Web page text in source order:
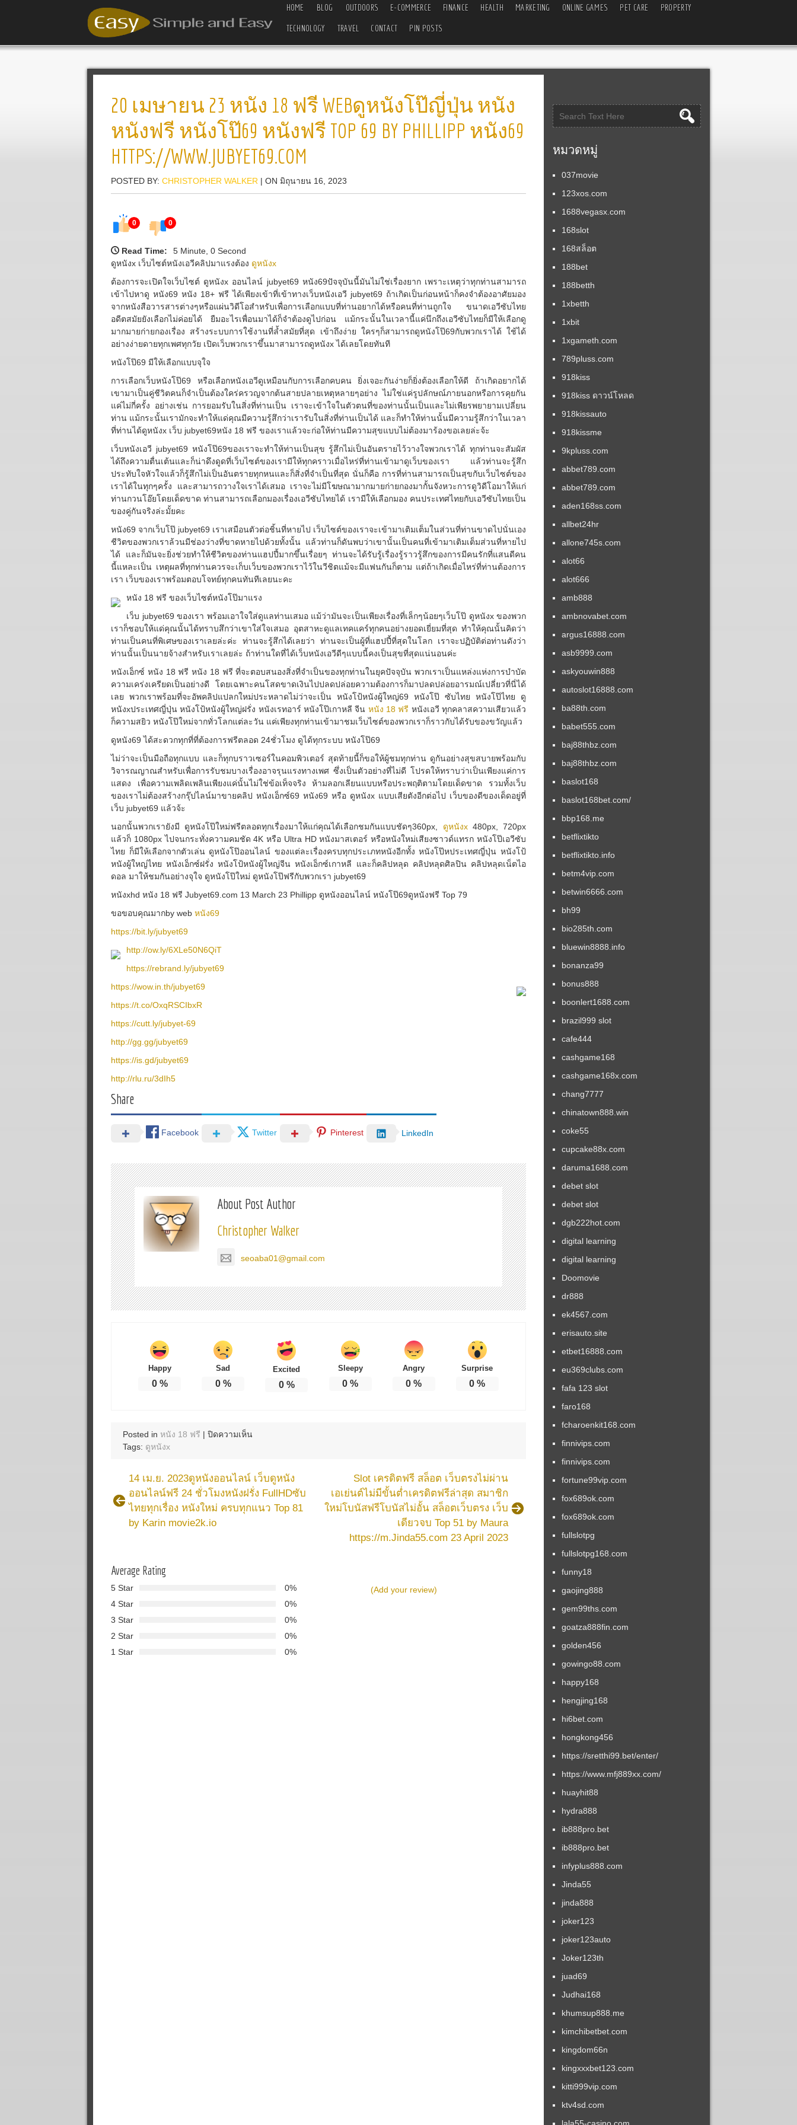
HOME BLOG OUTDOORS E-COMMERCE FINANCE HEALTH MARKETING ONLINE GAMES PET CARE PROPERTY
TECHNOLOGY TRAVEL CONTACT PIN POSTS
20 เมษายน 23 หนัง 18 ฟรี WEBดูหนังโป๊ญี่ปุ่น หนัง
หนังฟรี หนังโป๊69 หนังฟรี TOP 69 BY PHILLIPP หนัง69
HTTPS://WWW.JUBYET69.COM
POSTED BY: CHRISTOPHER WALKER | ON มิถุนายน 16, 2023
0 0
Read Time:
5 Minute, 0 Second
ดูหนังx เว็บไซต์หนังเอวีคลิปมาแรงต้อง ดูหนังx
ต้องการจะเปิดใจเว็บไซต์ ดูหนังx ออนไลน์ jubyet69 หนัง69ปัจจุบันนี้มันไม่ใช่เรื่องยาก เพราะเหตุว่าทุกท่านสามารถ
เข้าไปหาดู หนัง69 หนัง 18+ ฟรี ได้เพียงเข้าที่เข้าทางเว็บหนังเอวี jubyet69 ถ้าเกิดเป็นก่อนหน้าก็คงจำต้องอาศัยมอง
จากหนังสือวารสารต่างๆหรือแผ่นวิดีโอสำหรับเพื่อการเลือกแบบที่ท่านอยากได้หรือคนที่ท่านถูกใจ ขนาดเอวีซับไทย
อดีตสมัยยังเลือกไม่ค่อยได้ ยืมอะไรเพื่อนมาได้ก็จำต้องดูไปก่อน แม้กระนั้นในเวลานี้แค่นึกถึงเอวีซับไทยก็มีให้เลือกดู
มากมายก่ายกองเรื่อง สร้างระบบการใช้งานที่ล้ำสมัยที่สุด เข้าถึงง่าย ใครๆก็สามารถดูหนังโป๊69กับพวกเราได้ ใช้ได้
อย่างง่ายดายทุกเพศทุกวัย เปิดเว็บพวกเราขึ้นมาสามารถดูหนังx ได้เลยโดยทันที
หนังโป๊69 มีให้เลือกแบบจุใจ
การเลือกเว็บหนังโป๊69 หรือเลือกหนังเอวีดูเหมือนกับการเลือกคบคน ยิ่งเจอะกันง่ายก็ยิ่งต้องเลือกให้ดี ถ้าเกิดอยากได้
เขามาเป็นคู่ชีวิตคนก็จำเป็นต้องใคร่ครวญจากต้นสายปลายเหตุหลายๆอย่าง ไม่ใช่แค่รูปลักษณ์ภายนอกหรือการคุยกัน
แค่ไม่กี่ครั้ง อย่างเช่น การยอมรับในสิ่งที่ท่านเป็น เราจะเข้าใจในตัวตนที่ของท่านนั้นเป็นและไม่เพียรพยายามเปลี่ยน
ท่าน แม้กระนั้นเรามักจะทำให้แด่คุณมีความรู้สึกว่าเรารับในสิ่งที่ท่านเป็นได้ และก็ทำให้ท่านนั้นมีความรู้สึกว่าในเวลา
ที่ท่านได้ดูหนังx เว็บ jubyet69หนัง 18 ฟรี ของเราแล้วจะก่อให้ท่านมีความสุขแบบไม่ต้องมาร้องขอเลยล่ะจ้ะ
เว็บหนังเอวี jubyet69 หนังโป๊69ของเราจะทำให้ท่านเป็นสุข รู้สึกไม่เป็นอันตรายไว้วางใจพวกเราได้ ทุกท่านจะสัมผัส
ได้ถึงความตื่นเต้นและก็น่าดึงดูดที่เว็บไซต์ของเรามีให้ทุกคราวเมื่อไหร่ที่ท่านเข้ามาดูเว็บของเรา แล้วท่านจะรู้สึก
ประทับใจหัวใจแล้วก็รู้สึกไม่เป็นอันตรายทุกหนและก็สิ่งที่จำเป็นที่สุด นั่นก็คือ การที่ท่านสามารถเป็นสุขกับเว็บไซต์ของ
เราได้ในทุกๆครั้ง และสามารถวางใจเราได้เสมอ เราจะไม่มีโฆษณามากมายก่ายกองมากั้นจังหวะการดูวิดีโอมาให้แก่
ท่านกวนโอ๊ยโดยเด็ดขาด ท่านสามารถเลือกมองเรื่องเอวีซับไทยได้ เรามีให้เลือกมอง คนประเทศไทยกับเอวีซับไทยเป็น
ของคู่กันจริงล่ะมั้ยคะ
หนัง69 จากเว็บโป๊ jubyet69 เราเสมือนตัวต่อชิ้นที่หายไป เว็บไซต์ของเราจะเข้ามาเติมเต็มในส่วนที่ท่านขาดไปนั่นเอง
ชีวิตของพวกเราล้วนมีช่องว่างที่ขาดหายไปด้วยทั้งนั้น แล้วท่านก็ดันพบว่าเขานั้นเป็นคนที่เข้ามาเติมเต็มส่วนที่หายไป
ได้ และก็มันจะยิ่งช่วยทำให้ชีวิตของท่านแฮปปี้มากขึ้นเรื่อยๆ ท่านจะได้รับรู้เรื่องรู้ราวรู้สึกของการมีคนรักที่แสนดีคน
นี้แหละเป็น เหตุผลที่ทุกท่านควรจะเก็บเว็บของพวกเราไว้ในวีชิตแม้จะมีแฟนกันก็ตาม แต่ถ้าเกิดเมื่อไหร่ที่ท่านต้องการ
เรา เว็บของเราพร้อมตอบโจทย์ทุกคนทันทีเลยนะคะ
หนัง 18 ฟรี ของเว็บไซต์หนังโป๊มาแรง
เว็บ jubyet69 ของเรา พร้อมเอาใจใส่ดูแลท่านเสมอ แม้ว่ามันจะเป็นเพียงเรื่องที่เล็กๆน้อยๆเว็บโป๊ ดูหนังx ของพวก
เราก็ชอบให้แด่คุณนั้นได้ทราบสึกว่าเขาใส่ใจเสมอ อุตสาหะดูแลเทคแคร์ทุกคนอย่างยอดเยี่ยมที่สุด ทำให้คุณนั้นคิดว่า
ท่านเป็นคนที่พิเศษของเราเลยล่ะค่ะ ท่านจะรู้สึกได้เลยว่า ท่านจะเป็นผู้ที่แฮปปี้ที่สุดในโลก เราจะปฏิบัติต่อท่านดังว่า
ท่านนั้นเป็นนายจ้างสำหรับเราเลยล่ะ ถ้าท่านใดที่ได้เว็บหนังเอวีดีๆแบบนี้คงเป็นสุขที่สุดแน่นอนค่ะ
หนังเอ็กซ์ หนัง 18 ฟรี หนัง 18 ฟรี ที่จะตอบสนองสิ่งที่จำเป็นของทุกท่านในยุคปัจจุบัน พวกเราเป็นแหล่งแห่งการบำบัด
ความเคร่งเครียดเป็นอย่างดี โดยเฉพาะคนโสดขาดเงินไปปลดปล่อยความต้องการก็มาปลดปล่อยอารมณ์เปลี่ยวที่นี่ได้
เลย พวกเราพร้อมที่จะอัพคลิปแปลกใหม่ประหลาดไม่ว่าจะเป็น หนังโป้หนังผู้ใหญ่69 หนังโป๊ ซับไทย หนังโป๊ไทย ดู
หนังxประเทศญี่ปุ่น หนังโป้หนังผู้ใหญ่ฝรั่ง หนังเรทอาร์ หนังโป๊เกาหลี จีน หนัง 18 ฟรี หนังเอวี ทุกคลาสความเสียวแล้ว
ก็ความสยิว หนังโป๊ใหม่จากทั่วโลกแต่ละวัน แค่เพียงทุกท่านเข้ามาชมเว็บไซต์ของพวกเราก็ราวกับได้รับของขวัญแล้ว
ดูหนัง69 ได้สะดวกทุกที่ที่ต้องการฟรีตลอด 24ชั่วโมง ดูได้ทุกระบบ หนังโป๊69
ไม่ว่าจะเป็นมือถือทุกแบบ และก็ทุกบราวเซอร์ในคอมพิวเตอร์ สุดท้ายนี้ก็ขอให้ผู้ชมทุกท่าน ดูกันอย่างสุขสบายพร้อมกับ
วิจารณญาณสำหรับเพื่อการรับชมบางเรื่องอาจรุนแรงทางเพศ ซึ่งเป็นตัวอย่างที่ไม่ดี โปรดให้ทราบว่าเป็นเพียงแค่การ
แสดง เพื่อความเพลิดเพลินเพียงแค่นั้นไม่ใช่ข้อเท็จจริง ห้ามลอกเลียนแบบหรือประพฤติตามโดยเด็ดขาด รวมทั้งเว็บ
ของเราไม่ต้องสร้างกรุ๊ปไลน์มาขายคลิป หนังเอ็กซ์69 หนัง69 หรือ ดูหนังx แบบเสียตังอีกต่อไป เว็บของดีของเด็ดอยู่ที่
เว็บ jubyet69 แล้วจ้ะ
นอกนั้นพวกเรายังมี ดูหนังโป๊ใหม่ฟรีตลอดทุกเรื่องมาให้แก่คุณได้เลือกชมกันแบบชัดๆ360px, ดูหนังx480px, 720px
แล้วก็ 1080px ไปจนกระทั่งความคมชัด 4K หรือ Ultra HD หนังมาสเตอร์ หรือหนังใหม่เสียงซาวด์แทรก หนังโป๊เอวีซับ
ไทย ก็มีให้เลือกจากตัวเล่น ดูหนังโป๊ออนไลน์ ของแต่ละเรื่องครบทุกประเภทหนังอีกทั้ง หนังโป๊หประเทศญี่ปุ่น หนังโป้
หนังผู้ใหญ่ไทย หนังเอ็กซ์ฝรั่ง หนังโป้หนังผู้ใหญ่จีน หนังเอ็กซ์เกาหลี และก็คลิปหลุด คลิปหลุดศิลปิน คลิปหลุดเน็ตไอ
ดอล มาให้ชมกันอย่างจุใจ ดูหนังโป๊ใหม่ ดูหนังโป๊ฟรีกับพวกเรา jubyet69
หนังxhd หนัง 18 ฟรี Jubyet69.com 13 March 23 Phillipp ดูหนังออนไลน์ หนังโป๊69ดูหนังฟรี Top 79
ขอขอบคุณมากby web หนัง69
https://bit.ly/jubyet69
http://ow.ly/6XLe50N6QiT
https://rebrand.ly/jubyet69
https://wow.in.th/jubyet69
https://t.co/OxqRSCIbxR
https://cutt.ly/jubyet-69
http://gg.gg/jubyet69
https://is.gd/jubyet69
http://rlu.ru/3dIh5
Share
Facebook Twitter Pinterest LinkedIn
About Post Author
Christopher Walker
seoaba01@gmail.com
Happy
0%
Sad
0%
Excited
0%
Sleepy
0 %
Angry
0 %
Surprise
0 %
Posted in หนัง 18 ฟรี | ปิดความเห็น
23
หนัง
18
ฟรี
Tags: ดูหนังx
14 เม.ย. 2023ดูหนังออนไลน์ เว็บดูหนัง
ออนไลน์ฟรี 24 ชั่วโมงหนังฝรั่ง FullHDซับ
ไทยทุกเรื่อง หนังใหม่ ครบทุกแนว Top 81
by Karin movie2k.io
Slot เครดิตฟรี สล็อต เว็บตรงไม่ผ่าน
เอเย่นต์ไม่มีขั้นต่ำเครดิตฟรีล่าสุด สมาชิก
ใหม่โบนัสฟรีโบนัสไม่อั้น สล็อตเว็บตรง เว็บ
เดียวจบ Top 51 by Maura
https://m.Jinda55.com 23 April 2023
Average Rating
5 Star
0%
4 Star
0%
3 Star
0%
2 Star
0%
1 Star
0%
(Add your review)
หมวดหมู่
037movie
123xos.com
1688vegasx.com
168slot
168สล็อต
188bet
188betth
1xbetth
1xbit
1xgameth.com
789pluss.com
918kiss
918kiss ดาวน์โหลด
918kissauto
918kissme
9kpluss.com
abbet789.com
abbet789.com
aden168ss.com
allbet24hr
allone745s.com
alot66
alot666
amb888
ambnovabet.com
argus16888.com
asb9999.com
askyouwin888
autoslot16888.com
ba88th.com
babet555.com
baj88thbz.com
baj88thbz.com
baslot168
baslot168bet.com/
bbp168.me
betflixtikto
betflixtikto.info
betm4vip.com
betwin6666.com
bh99
bio285th.com
bluewin8888.info
bonanza99
bonus888
boonlert1688.com
brazil999 slot
cafe444
cashgame168
cashgame168x.com
chang7777
chinatown888.win
coke55
cupcake88x.com
daruma1688.com
debet slot
debet slot
dgb222hot.com
digital learning
digital learning
Doomovie
dr888
ek4567.com
erisauto.site
etbet16888.com
eu369clubs.com
fafa 123 slot
faro168
fcharoenkit168.com
finnivips.com
finnivips.com
fortune99vip.com
fox689ok.com
fox689ok.com
fullslotpg
fullslotpg168.com
funny18
gaojing888
gem99ths.com
goatza888fin.com
golden456
gowingo88.com
happy168
hengjing168
hi6bet.com
hongkong456
https://sretthi99.bet/enter/
https://www.mfj889xx.com/
huayhit88
hydra888
ib888pro.bet
ib888pro.bet
infyplus888.com
Jinda55
jinda888
joker123
joker123auto
Joker123th
juad69
Judhai168
khumsup888.me
kimchibetbet.com
kingdom66n
kingxxxbet123.com
kitti999vip.com
ktv4sd.com